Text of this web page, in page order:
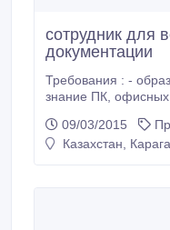
сотрудник для
документации
Требования : -
знание ПК, офисных программ и Интернет - умение
-консультирование
информации,
09/03/2015
Казахстан,